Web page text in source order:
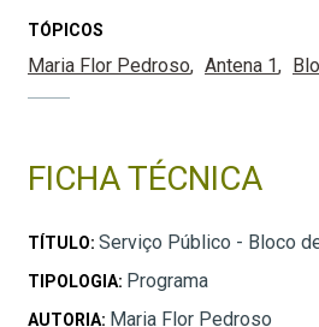
TÓPICOS
Maria Flor Pedroso Antena 1
FICHA TÉCNICA
TÍTULO: Serviço Público - Bloco
TIPOLOGIA: Programa
AUTORIA: Maria Flor Pedroso